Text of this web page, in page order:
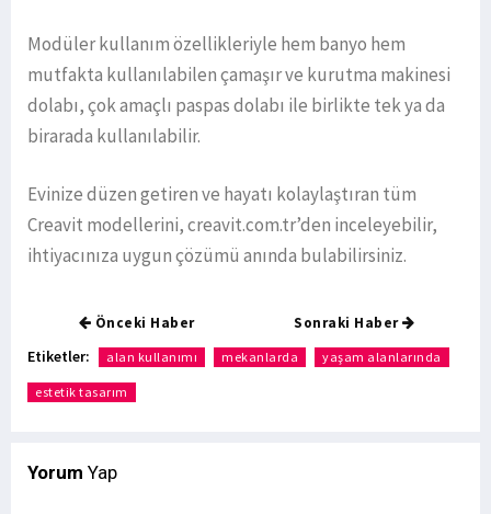
Modüler kullanım özellikleriyle hem banyo hem
mutfakta kullanılabilen çamaşır ve kurutma makinesi
dolabı, çok amaçlı paspas dolabı ile birlikte tek ya da
birarada kullanılabilir.
Evinize düzen getiren ve hayatı kolaylaştıran tüm
Creavit modellerini, creavit.com.tr’den inceleyebilir,
ihtiyacınıza uygun çözümü anında bulabilirsiniz.
Önceki Haber Sonraki Haber
Etiketler: alan kullanımı mekanlarda yaşam alanlarında
estetik tasarım
Yorum Yap